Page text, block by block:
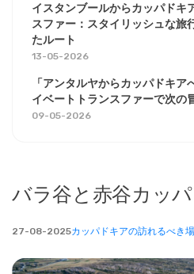
バラ谷と赤谷カッ
27-08-2025カッパドキアの訪れるべき
イスタンブールからカッパドキ
スファー：スタイリッシュな旅
たルート
13-05-2026
「アンタルヤからカッパドキ
イベートトランスファーで次の
09-05-2026